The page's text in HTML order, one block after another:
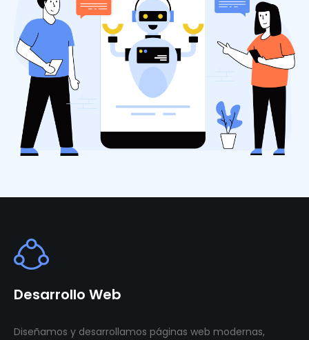
Desarrollo Web
Diseñamos y desarrollamos páginas web modernas,